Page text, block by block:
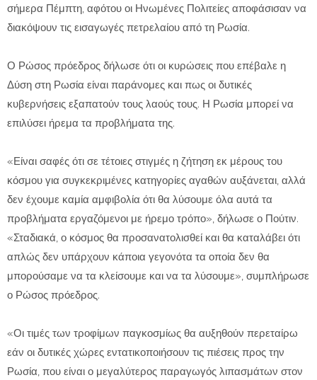
σήμερα Πέμπτη, αφότου οι Ηνωμένες Πολιτείες αποφάσισαν να
διακόψουν τις εισαγωγές πετρελαίου από τη Ρωσία.
Ο Ρώσος πρόεδρος δήλωσε ότι οι κυρώσεις που επέβαλε η
Δύση στη Ρωσία είναι παράνομες και πως οι δυτικές
κυβερνήσεις εξαπατούν τους λαούς τους. Η Ρωσία μπορεί να
επιλύσει ήρεμα τα προβλήματα της.
«Είναι σαφές ότι σε τέτοιες στιγμές η ζήτηση εκ μέρους του
κόσμου για συγκεκριμένες κατηγορίες αγαθών αυξάνεται, αλλά
δεν έχουμε καμία αμφιβολία ότι θα λύσουμε όλα αυτά τα
προβλήματα εργαζόμενοι με ήρεμο τρόπο», δήλωσε ο Πούτιν.
«Σταδιακά, ο κόσμος θα προσανατολισθεί και θα καταλάβει ότι
απλώς δεν υπάρχουν κάποια γεγονότα τα οποία δεν θα
μπορούσαμε να τα κλείσουμε και να τα λύσουμε», συμπλήρωσε
ο Ρώσος πρόεδρος.
«Οι τιμές των τροφίμων παγκοσμίως θα αυξηθούν περεταίρω
εάν οι δυτικές χώρες εντατικοποιήσουν τις πιέσεις προς την
Ρωσία, που είναι ο μεγαλύτερος παραγωγός λιπασμάτων στον